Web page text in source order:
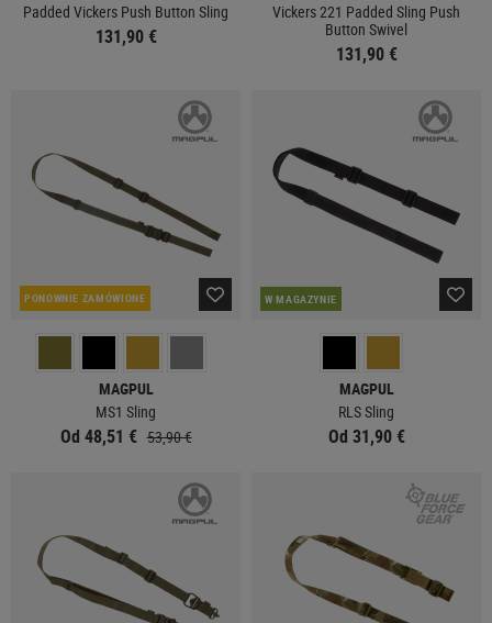
Padded Vickers Push Button Sling
131,90 €
Vickers 221 Padded Sling Push
Button Swivel
131,90 €
PONOWNIE ZAMÓWIONE
MAGPUL
MS1 Sling
Od 48,51 € 53,90 €
W MAGAZYNIE
MAGPUL
RLS Sling
Od 31,90 €